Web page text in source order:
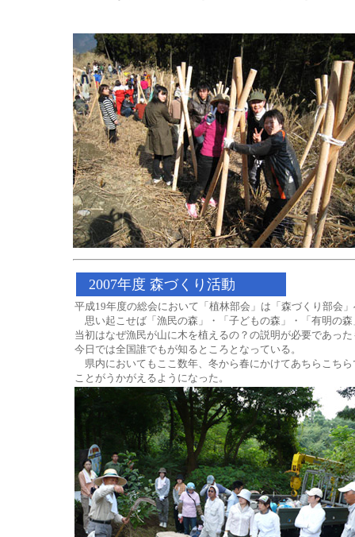
2007年度 森づくり活動
平成19年度の総会において「植林部会」は「森づくり部会
思い起こせば「漁民の森」・「子どもの森」・「有明の
当初はなぜ漁民が山に木を植えるの？の説明が必要であっ
今日では全国誰でもが知るところとなっている。
県内においてもここ数年、冬から春にかけてあちらこち
ことがうかがえるようになった。